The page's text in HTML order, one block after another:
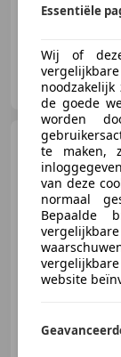
AutoFirst De Jong
NL-4247 ES
Essentiële
Wij of
de goede
worden
te maken,
van deze
normaal
Bepaalde
website